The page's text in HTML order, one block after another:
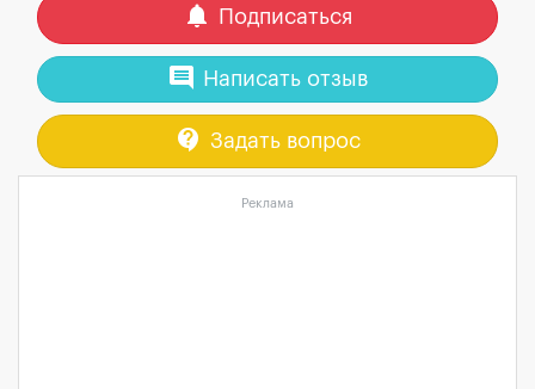
notifications Подписаться
comment Написать отзыв
contact_support Задать вопрос
Реклама